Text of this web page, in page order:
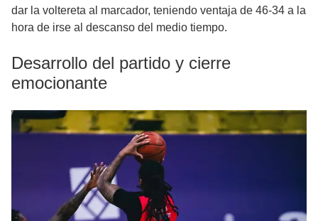
dar la voltereta al marcador, teniendo ventaja de 46-34 a la
hora de irse al descanso del medio tiempo.
Desarrollo del partido y cierre
emocionante